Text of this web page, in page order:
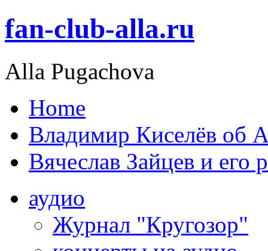
fan-club-alla.ru
Alla Pugachova
Home
Владимир Киселёв об
Вячеслав Зайцев и его
аудио
Журнал "Кругозор"